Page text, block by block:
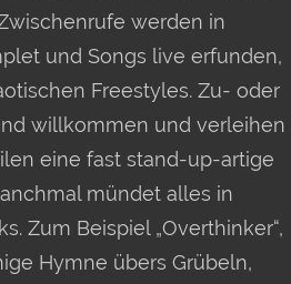
werden in
und Songs live erfunden,
Freestyles. Zu- oder
willkommen und verleihen
eine fast stand-up-artige
mündet alles in
Zum Beispiel „Overthinker“,
Hymne übers Grübeln,